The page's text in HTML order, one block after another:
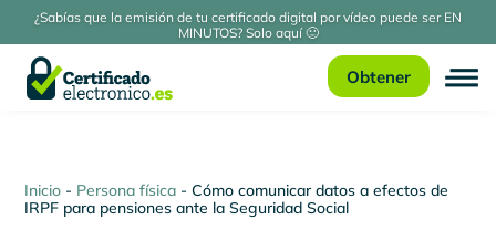
¿Sabías que la emisión de tu certificado digital por vídeo puede ser EN
MINUTOS? Solo aquí 🙂
Obtener
Inicio - Persona física -Cómo comunicar datos a efectos de
IRPF para pensiones ante la Seguridad Social